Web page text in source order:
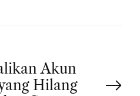
Akun
Hilang